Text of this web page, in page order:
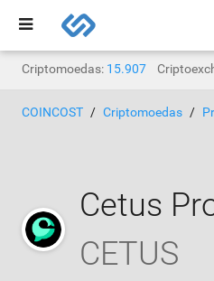
Criptomoedas: 15.907
COINCOST Criptomoedas
Cetus
CETUS